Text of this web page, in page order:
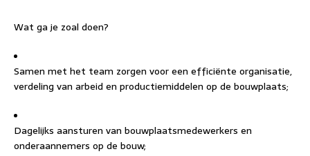
Wat ga je zoal doen?
Samen met het team zorgen voor een efficiënte organisatie,
verdeling van arbeid en productiemiddelen op de bouwplaats;
Dagelijks aansturen van bouwplaatsmedewerkers en
onderaannemers op de bouw;